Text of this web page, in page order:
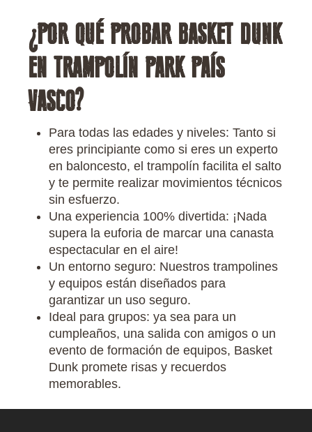
¿POR QUÉ PROBAR BASKET DUNK
EN TRAMPOLÍN PARK PAÍS
VASCO?
Para todas las edades y niveles: Tanto si
eres principiante como si eres un experto
en baloncesto, el trampolín facilita el salto
y te permite realizar movimientos técnicos
sin esfuerzo.
Una experiencia 100% divertida: ¡Nada
supera la euforia de marcar una canasta
espectacular en el aire!
Un entorno seguro: Nuestros trampolines
y equipos están diseñados para
garantizar un uso seguro.
Ideal para grupos: ya sea para un
cumpleaños, una salida con amigos o un
evento de formación de equipos, Basket
Dunk promete risas y recuerdos
memorables.